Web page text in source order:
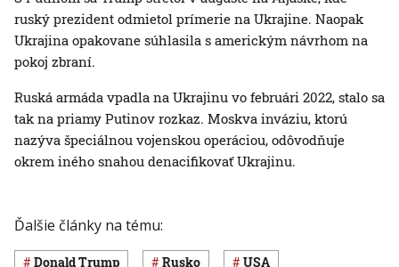
ruský prezident odmietol prímerie na Ukrajine. Naopak
Ukrajina opakovane súhlasila s americkým návrhom na
pokoj zbraní.
Ruská armáda vpadla na Ukrajinu vo februári 2022, stalo sa
tak na priamy Putinov rozkaz. Moskva inváziu, ktorú
nazýva špeciálnou vojenskou operáciou, odôvodňuje
okrem iného snahou denacifikovať Ukrajinu.
Ďalšie články na tému:
Donald Trump Rusko USA